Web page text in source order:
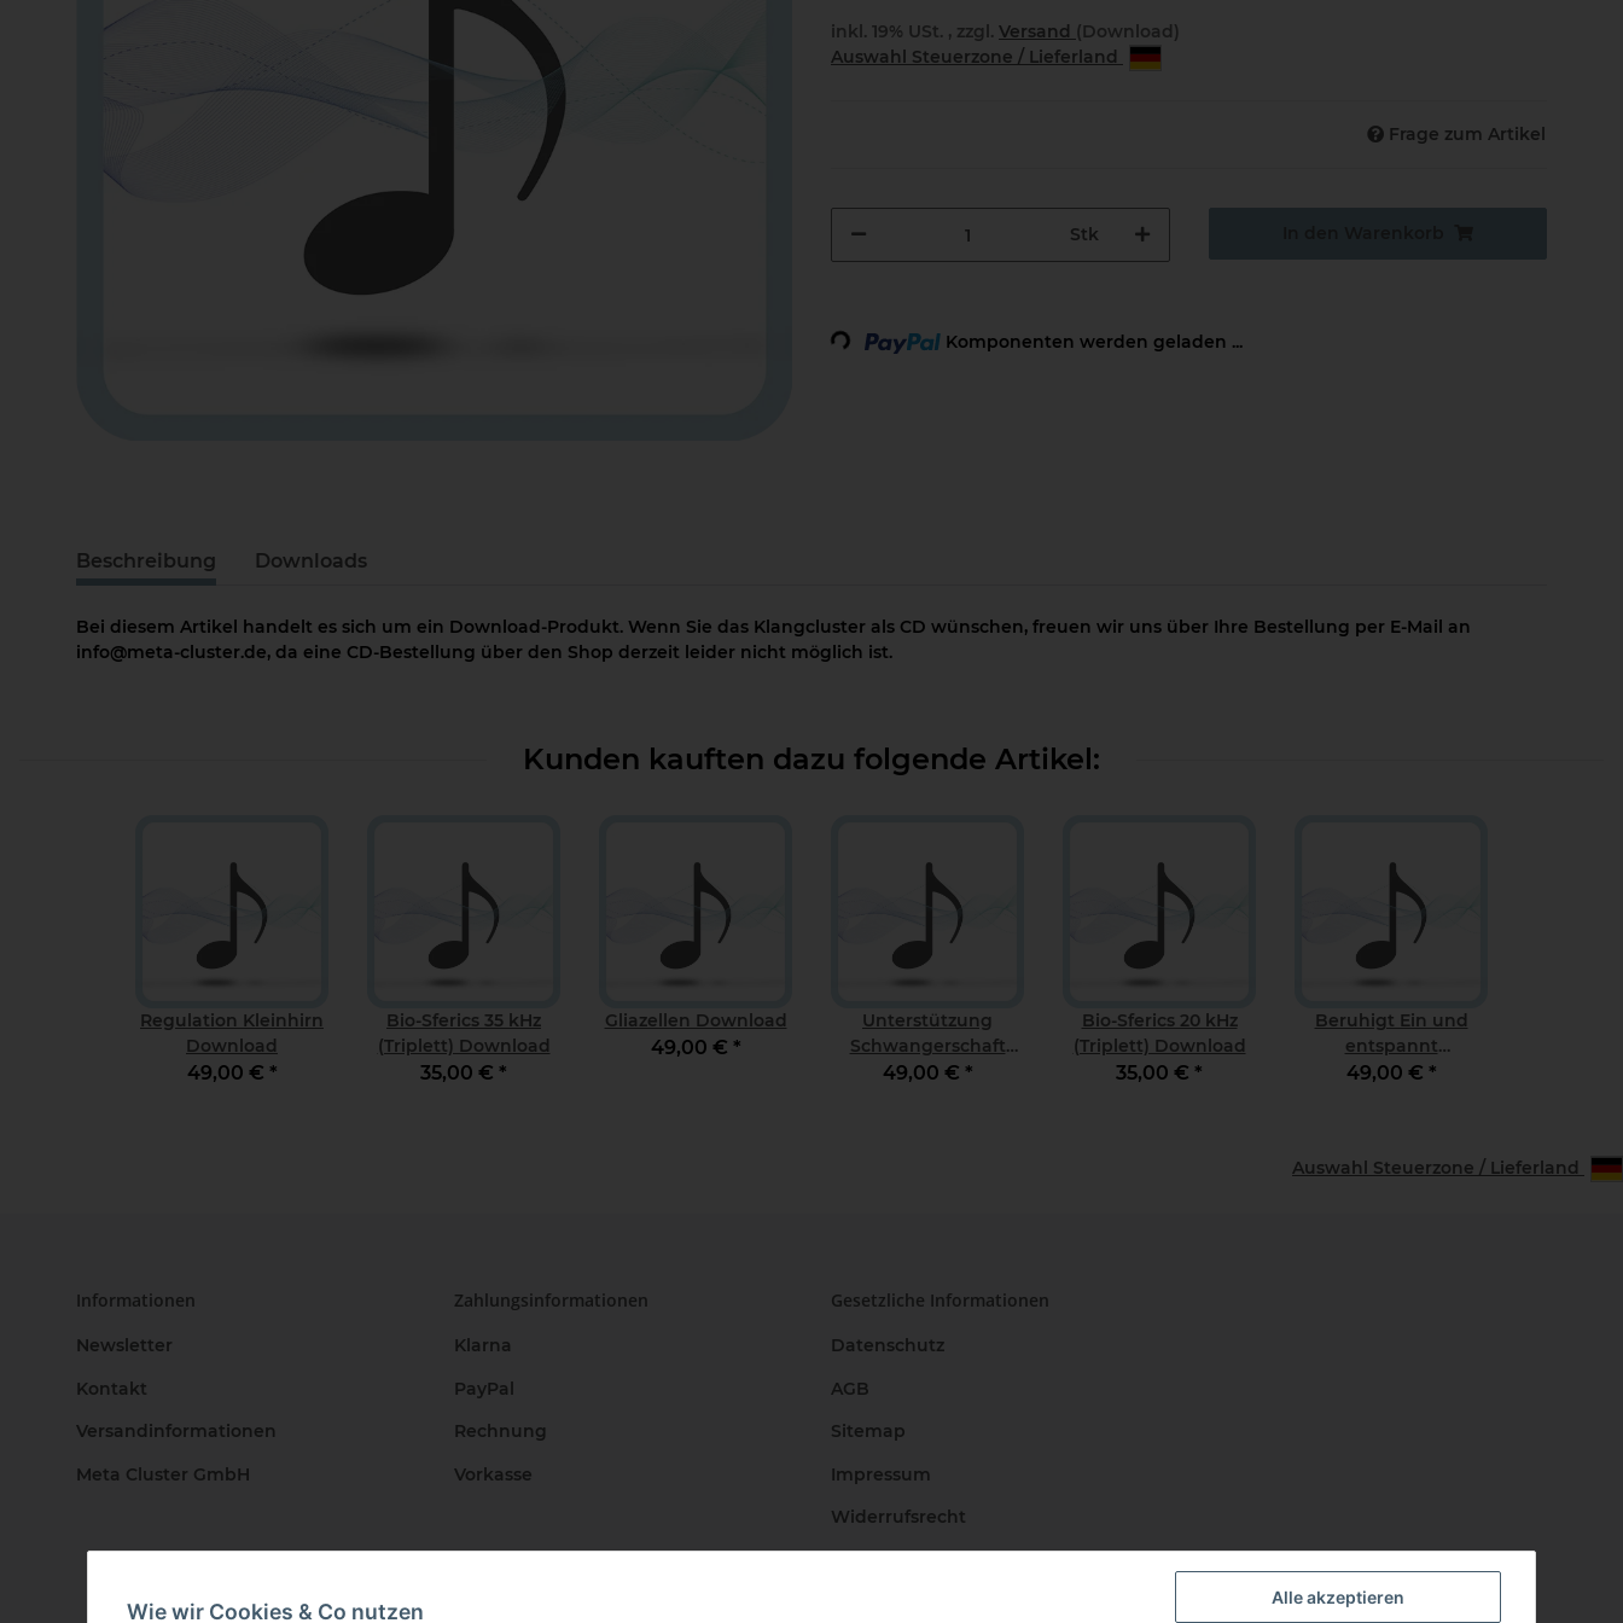
inkl. 19% USt. , zzgl. Versand (Download)
Auswahl Steuerzone / Lieferland
Frage zum Artikel
Stk
Loading... Komponenten werden geladen ...
Beschreibung Downloads
Bei diesem Artikel handelt es sich um ein Download-Produkt. Wenn Sie das Klangcluster als CD wünschen, freuen wir uns über Ihre Bestellung per E-Mail an
info@meta-cluster.de, da eine CD-Bestellung über den Shop derzeit leider nicht möglich ist.
Kunden kauften dazu folgende Artikel:
Regulation Kleinhirn
Download
49,00 € *
Bio-Sferics 35 kHz
(Triplett) Download
35,00 € *
Gliazellen Download
49,00 € *
Unterstützung
Schwangerschaft
Download
49,00 € *
Bio-Sferics 20 kHz
(Triplett) Download
35,00 € *
Beruhigt Ein und
entspannt
Durchschlafen
49,00 € *
Auswahl Steuerzone / Lieferland
Informationen
Newsletter
Kontakt
Versandinformationen
Meta Cluster GmbH
Zahlungsinformationen
Klarna
PayPal
Rechnung
Vorkasse
Gesetzliche Informationen
Datenschutz
AGB
Sitemap
Impressum
Widerrufsrecht
Wie wir Cookies & Co nutzen
Alle akzeptieren